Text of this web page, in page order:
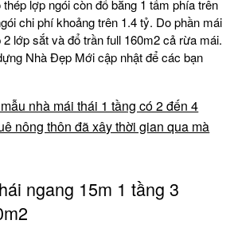
lợp ngói còn đổ bằng 1 tấm phía trên
chi phí khoảng trên 1.4 tỷ. Do phần mái
lớp sắt và đổ trần full 160m2 cả rừa mái.
Nhà Đẹp Mới cập nhật để các bạn
nhà mái thái 1 tầng có 2 đến 4
nông thôn đã xây thời gian qua mà
ngang 15m 1 tầng 3